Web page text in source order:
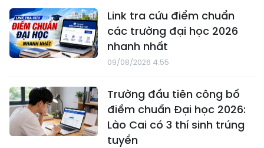
Link tra cứu điểm chuẩn
các trường đại học 2026
nhanh nhất
09/08/2026 4:55
Trường đầu tiên công bố
điểm chuẩn Đại học 2026:
Lào Cai có 3 thí sinh trúng
tuyển